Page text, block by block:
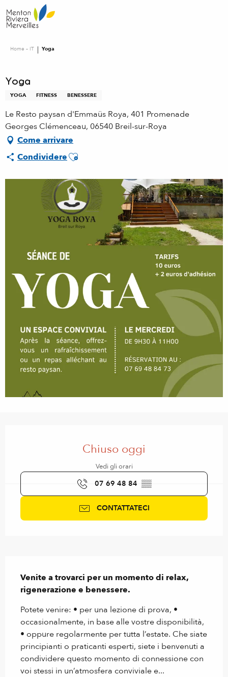
au
contenu
Home – IT Yoga
Yoga
YOGA FITNESS BENESSERE
Le Resto paysan d'Emmaüs Roya, 401 Promenade
Georges Clémenceau, 06540 Breil-sur-Roya
Come arrivare
CondividereAjouter aux favoris
Chiuso oggi
Vedi gli orari
07 69 48 84 ▒▒
CONTATTATECI
Venite a trovarci per un momento di relax,
rigenerazione e benessere.
Potete venire: • per una lezione di prova, •
occasionalmente, in base alle vostre disponibilità,
• oppure regolarmente per tutta l’estate. Che siate
principianti o praticanti esperti, siete i benvenuti a
condividere questo momento di connessione con
voi stessi in un’atmosfera conviviale e...